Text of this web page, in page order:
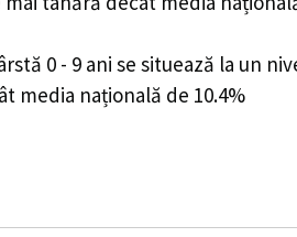
0 - 9 ani se situează la un
media națională de 10.4%